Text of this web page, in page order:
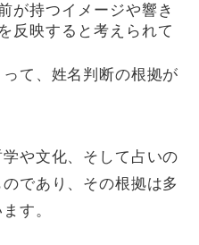
が持つイメージや響き
反映すると考えられて
て、姓名判断の根拠が
や文化、そして占いの
であり、その根拠は多
す。